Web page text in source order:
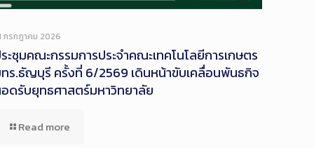
Long
กรกฎาคม 2026
ะชุมคณะกรรมการประจำคณะเทคโนโลยีการเกษตร
ร.ธัญบุรี ครั้งที่ 6/2569 เดินหน้าขับเคลื่อนพันธกิจ
ดรับยุทธศาสตร์มหาวิทยาลัย
Read more